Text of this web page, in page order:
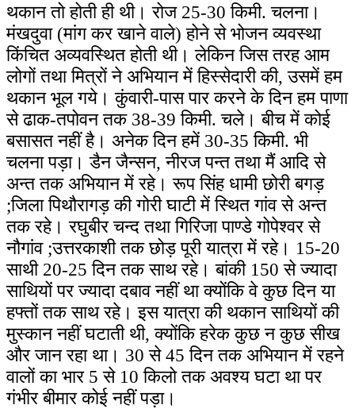
थकान तो होती ही थी। रोज 25-30 किमी. चलना।
मंखदुवा (मांग कर खाने वाले) होने से भोजन व्यवस्था
किंचित अव्यवस्थित होती थी। लेकिन जिस तरह आम
लोगों तथा मित्रों ने अभियान में हिस्सेदारी की, उसमें हम
थकान भूल गये। कुंवारी-पास पार करने के दिन हम पाणा
से ढाक-तपोवन तक 38-39 किमी. चले। बीच में कोई
बसासत नहीं है। अनेक दिन हमें 30-35 किमी. भी
चलना पड़ा। डैन जैन्सन, नीरज पन्त तथा मैं आदि से
अन्त तक अभियान में रहे। रूप सिंह धामी छोरी बगड़
;जिला पिथौरागड़ की गोरी घाटी में स्थित गांव से अन्त
तक रहे। रघुबीर चन्द तथा गिरिजा पाण्डे गोपेश्वर से
नौगांव ;उत्तरकाशी तक छोड़ पूरी यात्रा में रहे। 15-20
साथी 20-25 दिन तक साथ रहे। बांकी 150 से ज्यादा
साथियों पर ज्यादा दबाव नहीं था क्योंकि वे कुछ दिन या
हफ्तों तक साथ रहे। इस यात्रा की थकान साथियों की
मुस्कान नहीं घटाती थी, क्योंकि हरेक कुछ न कुछ सीख
और जान रहा था। 30 से 45 दिन तक अभियान में रहने
वालों का भार 5 से 10 किलो तक अवश्य घटा था पर
गंभीर बीमार कोई नहीं पड़ा।